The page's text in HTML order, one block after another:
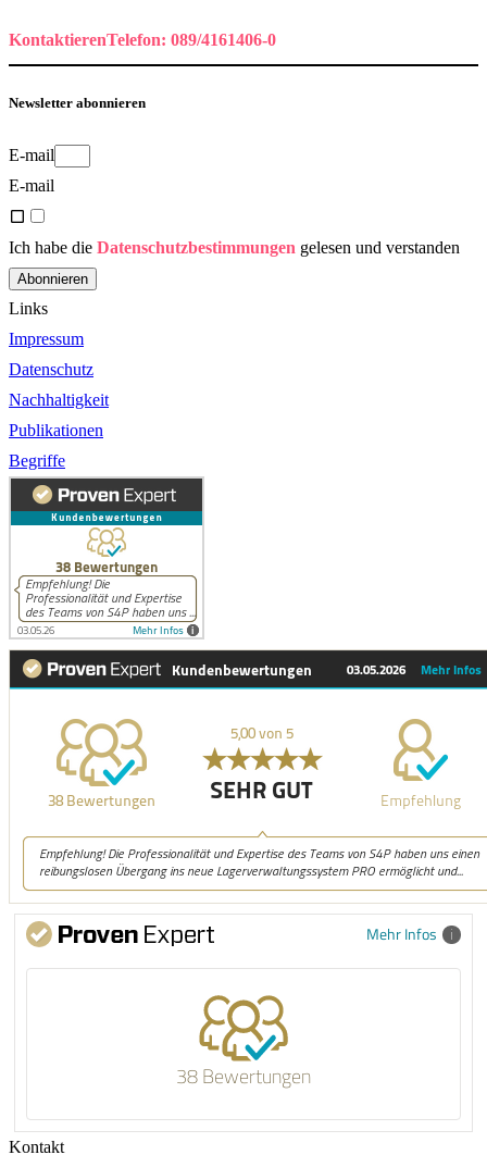
KontaktierenTelefon: 089/4161406-0
Newsletter abonnieren
E-mail
E-mail
Ich habe die Datenschutzbestimmungen gelesen und verstanden
Abonnieren
Links
Impressum
Datenschutz
Nachhaltigkeit
Publikationen
Begriffe
Mehr Infos
38 Bewertungen
Kontakt